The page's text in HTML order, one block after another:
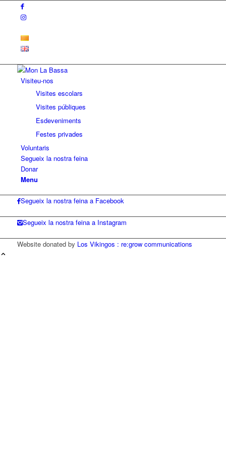
Visiteu-nos
Visites escolars
Visites públiques
Esdeveniments
Festes privades
Voluntaris
Segueix la nostra feina
Donar
Menu
Segueix la nostra feina a Facebook
Segueix la nostra feina a Instagram
Website donated by Los Vikingos : re:grow communications